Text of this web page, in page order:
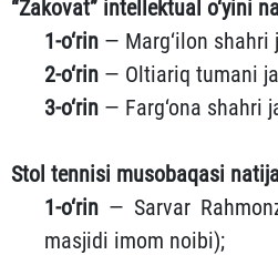
“Zakovat” intellektual o‘yini
1-o‘rin — Marg‘ilon shahri
2-o‘rin — Oltiariq tumani
3-o‘rin — Farg‘ona shahri
Stol tennisi musobaqasi
1-o‘rin — Sarvar
masjidi imom noibi);